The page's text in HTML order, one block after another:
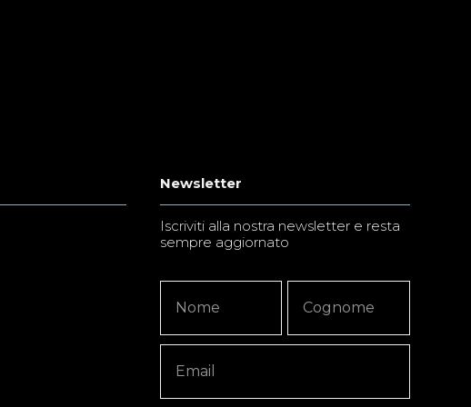
Newsletter
Iscriviti alla nostra newsletter e resta
sempre aggiornato
Signup
Copy